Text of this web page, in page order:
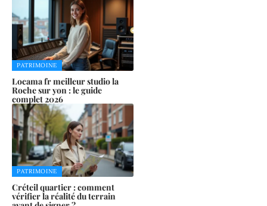
PATRIMOINE
Locama fr meilleur studio la
Roche sur yon : le guide
complet 2026
PATRIMOINE
Créteil quartier : comment
vérifier la réalité du terrain